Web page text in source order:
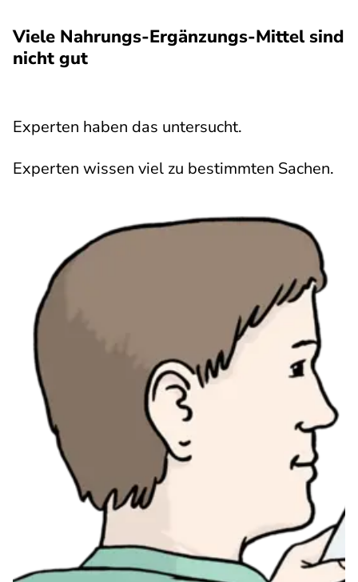
Viele Nahrungs-Ergänzungs-Mittel sind
nicht gut
Experten haben das untersucht.
Experten wissen viel zu bestimmten Sachen.